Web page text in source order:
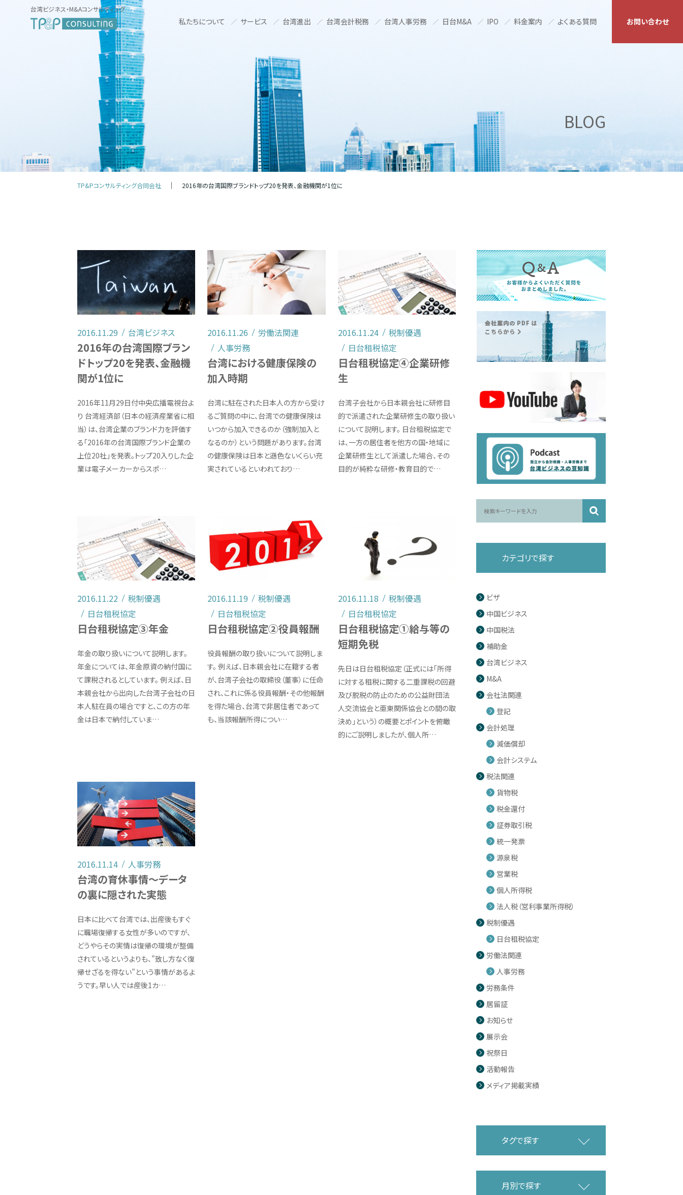
台湾ビジネス・M&Aコンサルティング
私たちについて サービス 台湾進出 台湾会計税務 台湾人事労務 日台M&A IPO 料金案内 よくある質問 お問い合わせ
BLOG
TP&Pコンサルティング合同会社 2016年の台湾国際ブランドトップ20を発表、金融機関が1位に
2016.11.29 台湾ビジネス
2016年の台湾国際ブラン
ドトップ20を発表、金融機
関が1位に
2016年11月29日付中央広播電視台よ
り 台湾経済部（日本の経済産業省に相
当）は、台湾企業のブランド力を評価す
る「2016年の台湾国際ブランド企業の
上位20社」を発表。トップ20入りした企
業は電子メーカーからスポ…
2016.11.26
労働法関連
人事労務
台湾における健康保険の
加入時期
台湾に駐在された日本人の方から受け
るご質問の中に、台湾での健康保険は
いつから加入できるのか（強制加入と
なるのか）という問題があります。台湾
の健康保険は日本と遜色ないくらい充
実されているといわれており…
2016.11.24
税制優遇
日台租税協定
日台租税協定④企業研修
生
台湾子会社から日本親会社に研修目
的で派遣された企業研修生の取り扱い
について説明します。 日台租税協定で
は、一方の居住者を他方の国・地域に
企業研修生として派遣した場合、その
目的が純粋な研修・教育目的で…
2016.11.22
税制優遇
日台租税協定
日台租税協定③年金
年金の取り扱いについて説明します。
年金については、年金原資の納付国に
て課税されるとしています。 例えば、日
本親会社から出向した台湾子会社の日
本人駐在員の場合ですと、この方の年
金は日本で納付していま…
2016.11.19
税制優遇
日台租税協定
日台租税協定②役員報酬
役員報酬の取り扱いについて説明しま
す。 例えば、日本親会社に在籍する者
が、台湾子会社の取締役（董事）に任命
され、これに係る役員報酬・その他報酬
を得た場合、台湾で非居住者であって
も、当該報酬所得につい…
2016.11.18
税制優遇
日台租税協定
日台租税協定①給与等の
短期免税
先日は日台租税協定（正式には「所得
に対する租税に関する二重課税の回避
及び脱税の防止のための公益財団法
人交流協会と亜東関係協会との間の取
決め」という）の概要とポイントを俯瞰
的にご説明しましたが、個人所…
2016.11.14 人事労務
台湾の育休事情～データ
の裏に隠された実態
日本に比べて台湾では、出産後もすぐ
に職場復帰する女性が多いのですが、
どうやらその実情は復帰の環境が整備
されているというよりも、”致し方なく復
帰せざるを得ない”という事情があるよ
うです。早い人では産後1カ…
カテゴリで探す
ビザ
中国ビジネス
中国税法
補助金
台湾ビジネス
M&A
会社法関連
登記
会計処理
減価償却
会計システム
税法関連
貨物税
税金還付
証券取引税
統一発票
源泉税
営業税
個人所得税
法人税（営利事業所得税）
税制優遇
日台租税協定
労働法関連
人事労務
労務条件
居留証
お知らせ
展示会
祝祭日
活動報告
メディア掲載実績
タグで探す
月別で探す